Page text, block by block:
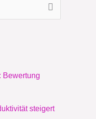
Bewertung
steigert